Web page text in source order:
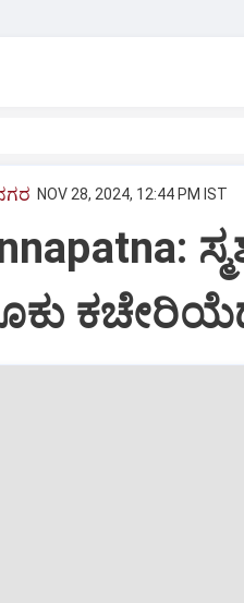
NOV 28, 2024, 12:44 PM IST